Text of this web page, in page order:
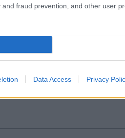
fraud prevention, and other user
Data Access Privacy
Stampa|Pubblicità|
periodiche contenenti le ultime